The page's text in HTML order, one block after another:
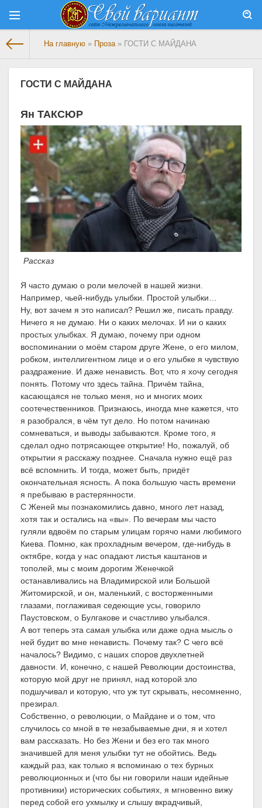
На главную » Проза» ГОСТИ С МАЙДАНА
ГОСТИ С МАЙДАНА
Ян ТАКСЮР
Рассказ
Я часто думаю о роли мелочей в нашей жизни.
Например, чьей-нибудь улыбки. Простой улыбки…
Ну, вот зачем я это написал? Решил же, писать правду.
Ничего я не думаю. Ни о каких мелочах. И ни о каких
простых улыбках. Я думаю, почему при одном
воспоминании о моём старом друге Жене, о его милом,
робком, интеллигентном лице и о его улыбке я чувствую
раздражение. И даже ненависть. Вот, что я хочу сегодня
понять. Потому что здесь тайна. Причём тайна,
касающаяся не только меня, но и многих моих
соотечественников. Признаюсь, иногда мне кажется, что
я разобрался, в чём тут дело. Но потом начинаю
сомневаться, и выводы забываются. Кроме того, я
сделал одно потрясающее открытие! Но, пожалуй, об
открытии я расскажу позднее. Сначала нужно ещё раз
всё вспомнить. И тогда, может быть, придёт
окончательная ясность. А пока большую часть времени
я пребываю в растерянности.
С Женей мы познакомились давно, много лет назад,
хотя так и остались на «вы». По вечерам мы часто
гуляли вдвоём по старым улицам горячо нами любимого
Киева. Помню, как прохладным вечером, где-нибудь в
октябре, когда у нас опадают листья каштанов и
тополей, мы с моим дорогим Женечкой
останавливались на Владимирской или Большой
Житомирской, и он, маленький, с восторженными
глазами, поглаживая седеющие усы, говорило
Паустовском, о Булгакове и счастливо улыбался.
А вот теперь эта самая улыбка или даже одна мысль о
ней будит во мне ненависть. Почему так? С чего всё
началось? Видимо, с наших споров двухлетней
давности. И, конечно, с нашей Революции достоинства,
которую мой друг не принял, над которой зло
подшучивал и которую, что уж тут скрывать, несомненно,
презирал.
Собственно, о революции, о Майдане и о том, что
случилось со мной в те незабываемые дни, я и хотел
вам рассказать. Но без Жени и без его так много
значившей для меня улыбки тут не обойтись. Ведь
каждый раз, как только я вспоминаю о тех бурных
революционных и (что бы ни говорили наши идейные
противники) исторических событиях, я мгновенно вижу
перед собой его ухмылку и слышу вкрадчивый,